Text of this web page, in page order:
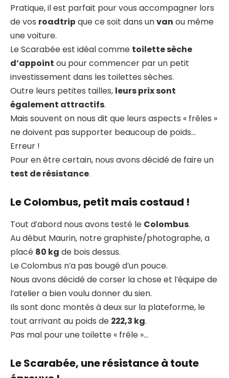
Pratique, il est parfait pour vous accompagner lors
de vos roadtrip que ce soit dans unvan ou même
une voiture.
Le Scarabée est idéal comme toilette sèche
d’appoint ou pour commencer par un petit
investissement dans les toilettes sèches.
Outre leurs petites tailles, leurs prix sont
également attractifs.
Mais souvent on nous dit que leurs aspects « frêles »
ne doivent pas supporter beaucoup de poids…
Erreur !
Pour en être certain, nous avons décidé de faire un
test de résistance.
Le Colombus, petit mais costaud !
Tout d’abord nous avons testé le Colombus.
Au début Maurin, notre graphiste/photographe, a
placé 80 kg de bois dessus.
Le Colombus n’a pas bougé d’un pouce.
Nous avons décidé de corser la chose et l’équipe de
l’atelier a bien voulu donner du sien.
Ils sont donc montés à deux sur la plateforme, le
tout arrivant au poids de 222,3 kg.
Pas mal pour une toilette « frêle »…
Le Scarabée, une résistance à toute